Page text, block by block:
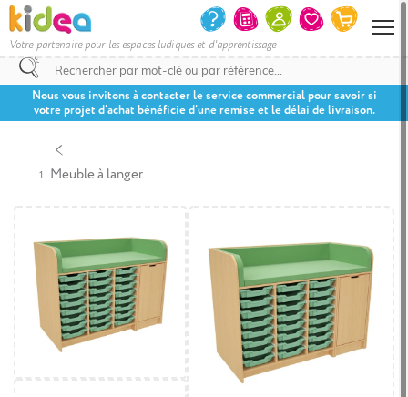
Votre partenaire pour les espaces ludiques et d'apprentissage
Nous vous invitons à contacter le service commercial pour savoir si
votre projet d’achat bénéficie d’une remise et le délai de livraison.
Meuble à langer